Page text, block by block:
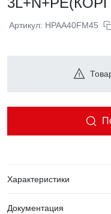
Артикул: HPAA40FM45
Характеристики
Документация